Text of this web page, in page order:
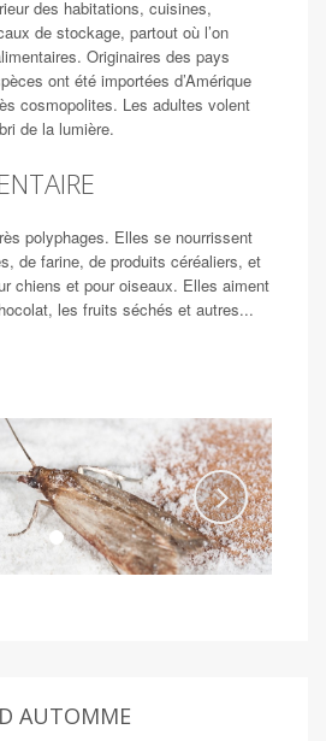
des habitations, cuisines,
de stockage, partout où l’on
Originaires des pays
ont été importées d’Amérique
cosmopolites. Les adultes volent
de la lumière.
polyphages. Elles se nourrissent
de farine, de produits céréaliers, et
chiens et pour oiseaux. Elles aiment
les fruits séchés et autres...
AUTOMME